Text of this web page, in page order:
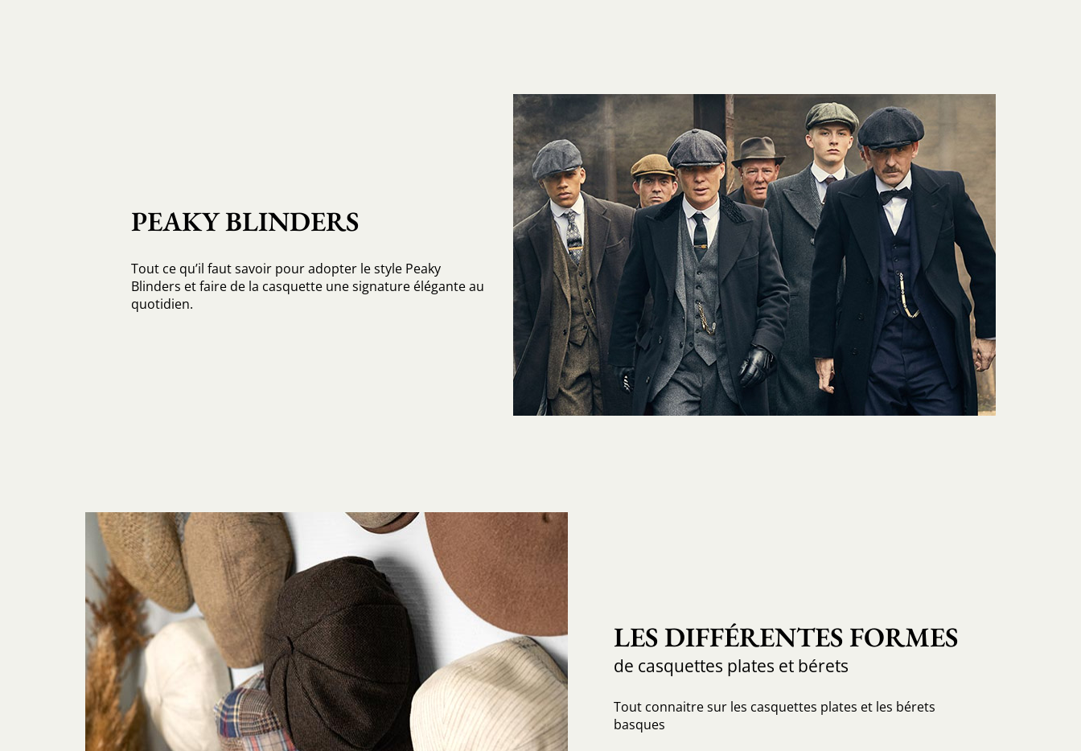
PEAKY BLINDERS
Tout ce qu’il faut savoir pour adopter le style Peaky
Blinders et faire de la casquette une signature élégante au
quotidien.
LES DIFFÉRENTES FORMES
de casquettes plates et bérets
Tout connaitre sur les casquettes plates et les bérets
basques